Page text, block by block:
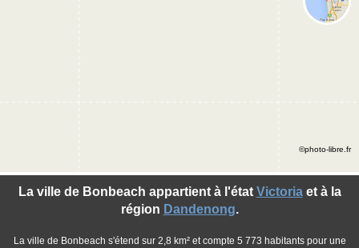
La ville de Bonbeach appartient à l'état Victoriaet à la
région Dandenong.
La ville de Bonbeach s'étend sur 2,8 km² et compte 5 773 habitants pour une
©photo-libre.fr